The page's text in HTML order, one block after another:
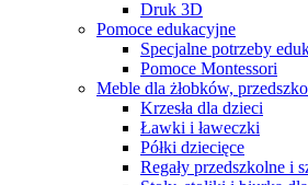
Druk 3D
Pomoce edukacyjne
Specjalne potrzeby
Pomoce Montessori
Meble dla żłobków,
Krzesła dla dzieci
Ławki i ławeczki
Półki dziecięce
Regały przedszkolne i